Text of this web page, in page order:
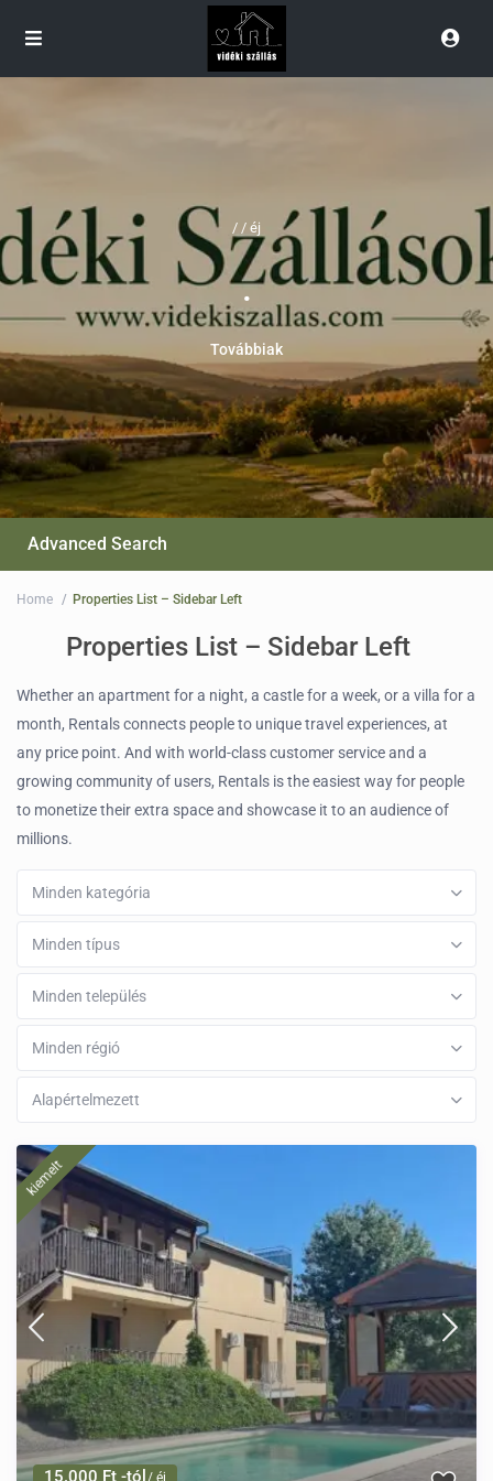
/ / éj
.
Továbbiak
Advanced Search
Home Properties List – Sidebar Left
Properties List – Sidebar Left
Whether an apartment for a night, a castle for a week, or a villa for a
month, Rentals connects people to unique travel experiences, at
any price point. And with world-class customer service and a
growing community of users, Rentals is the easiest way for people
to monetize their extra space and showcase it to an audience of
millions.
Minden kategória
Minden típus
Minden település
Minden régió
Alapértelmezett
15.000 Ft -tól / éj
kiemelt